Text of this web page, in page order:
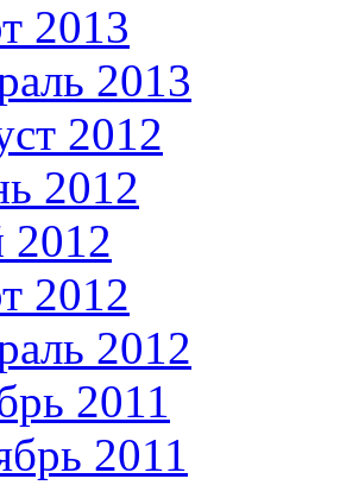
2013
2013
2012
2012
2012
2012
2011
2011